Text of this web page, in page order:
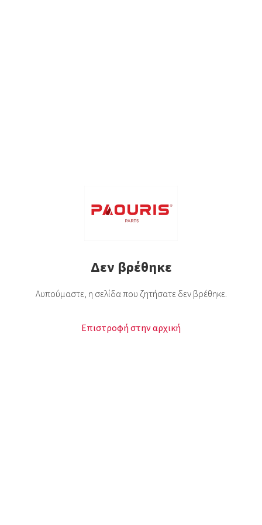
Δεν βρέθηκε
Λυπούμαστε, η σελίδα που ζητήσατε δεν βρέθηκε.
Επιστροφή στην αρχική